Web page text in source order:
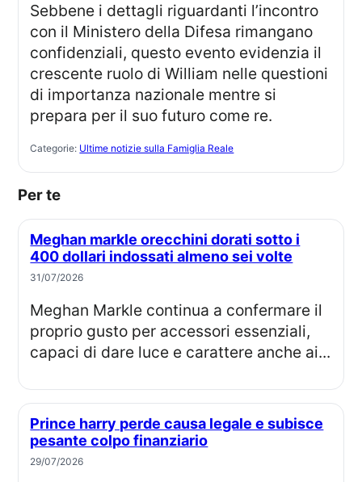
Sebbene i dettagli riguardanti l’incontro
con il Ministero della Difesa rimangano
confidenziali, questo evento evidenzia il
crescente ruolo di William nelle questioni
di importanza nazionale mentre si
prepara per il suo futuro come re.
Categorie: Ultime notizie sulla Famiglia Reale
Per te
Meghan markle orecchini dorati sotto i
400 dollari indossati almeno sei volte
31/07/2026
Meghan Markle continua a confermare il
proprio gusto per accessori essenziali,
capaci di dare luce e carattere anche ai...
Prince harry perde causa legale e subisce
pesante colpo finanziario
29/07/2026